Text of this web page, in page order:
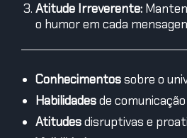
Atitude Irreverente:
o humor em cada
Conhecimentossobre o
Habilidadesde
Atitudesdisruptivas e